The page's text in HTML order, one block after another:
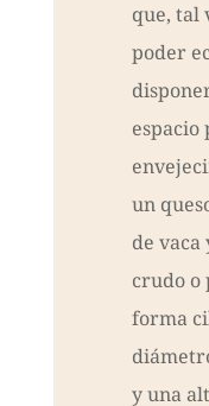
que, tal
poder
espacio
un
de vaca
crudo o
forma
y una